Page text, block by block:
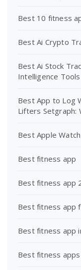
Best 10 fitness
Best Ai Crypto
Best Ai Stock
Intelligence Tools
Best App to Log
Lifters Setgraph:
Best Apple
Best fitness app
Best fitness app
Best fitness app
Best fitness app
Best fitness